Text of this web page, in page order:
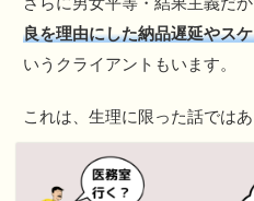
良を理由にした納品遅延やス
いうクライアントもいます。
これは、生理に限った話ではあ